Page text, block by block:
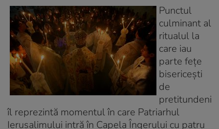
Punctul
culminant al
ritualul la
care iau
parte feţe
bisericeşti
de
pretitundeni
îl reprezintă momentul în care Patriarhul
Ierusalimului intră în Capela Îngerului cu patru